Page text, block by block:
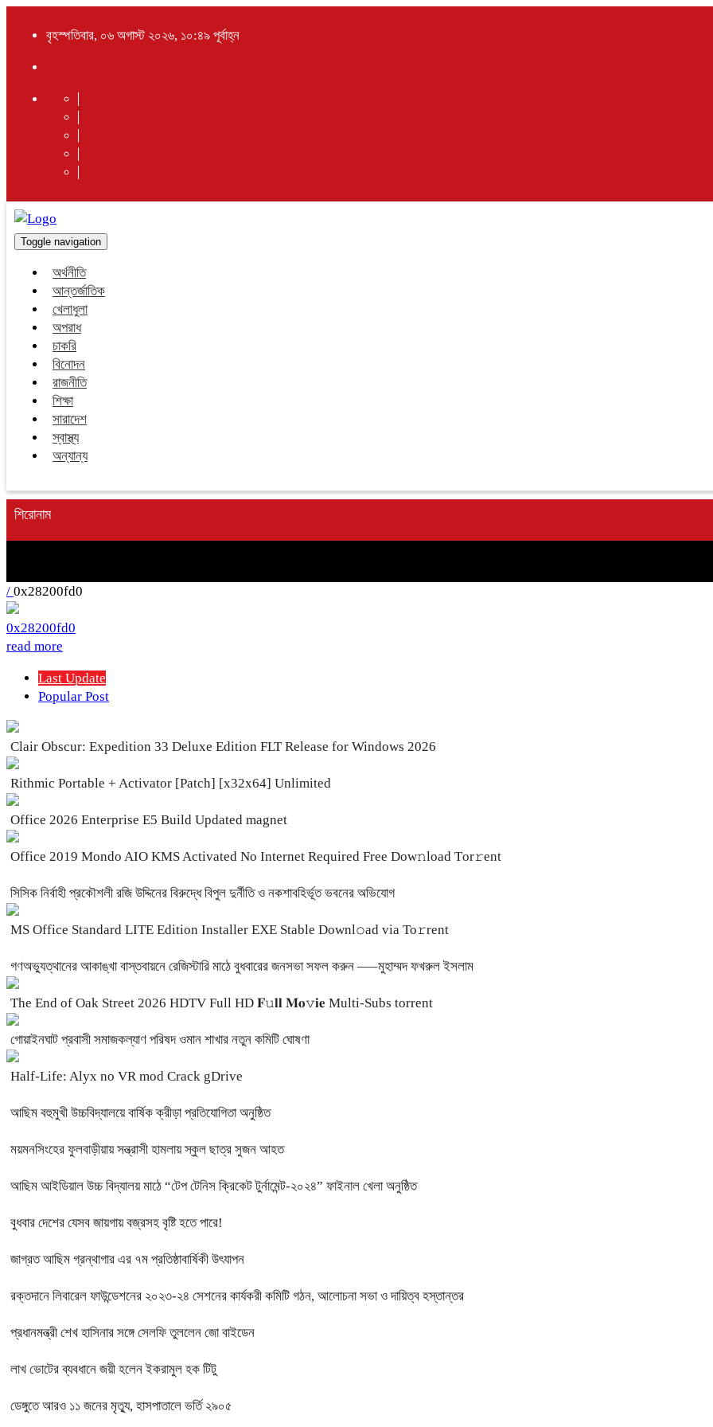
বৃহস্পতিবার, ০৬ অগাস্ট ২০২৬, ১০:৪৯ পূর্বাহ্ন
Toggle navigation
অর্থনীতি
আন্তর্জাতিক
খেলাধুলা
অপরাধ
চাকরি
বিনোদন
রাজনীতি
শিক্ষা
সারাদেশ
স্বাস্থ্য
অন্যান্য
শিরোনাম
/ 0x28200fd0
0x28200fd0
read more
Last Update
Popular Post
Clair Obscur: Expedition 33 Deluxe Edition FLT Release for Windows 2026
Rithmic Portable + Activator [Patch] [x32x64] Unlimited
Office 2026 Enterprise E5 Build Updated magnet
Office 2019 Mondo AIO KMS Activated No Internet Required Frее Dow𝚗load Tоr𝚛ent
সিসিক নির্বাহী প্রকৌশলী রজি উদ্দিনের বিরুদ্ধে বিপুল দুর্নীতি ও নকশাবহির্ভূত ভবনের অভিযোগ
MS Office Standard LITE Edition Installer EXE Stable Downl𝚘ad via To𝚛rent
গণঅভ্যুত্থানের আকাঙ্খা বাস্তবায়নে রেজিস্টারি মাঠে বুধবারের জনসভা সফল করুন —–মুহাম্মদ ফখরুল ইসলাম
The End of Oak Street 2026 HDTV Full HD 𝐅𝚞𝐥𝐥 𝐌𝐨𝚟𝐢𝐞 Multi-Subs torrent
‎গোয়াইনঘাট প্রবাসী সমাজকল্যাণ পরিষদ ওমান শাখার নতুন কমিটি ঘোষণা
Half-Life: Alyx no VR mod Crack gDrive
আছিম বহুমুখী উচ্চবিদ্যালয়ে বার্ষিক ক্রীড়া প্রতিযোগিতা অনুষ্ঠিত
ময়মনসিংহের ফুলবাড়ীয়ায় সন্ত্রাসী হামলায় স্কুল ছাত্র সুজন আহত
আছিম আইডিয়াল উচ্চ বিদ্যালয় মাঠে “টেপ টেনিস ক্রিকেট টুর্নামেন্ট-২০২৪” ফাইনাল খেলা অনুষ্ঠিত
বুধবার দেশের যেসব জায়গায় বজ্রসহ বৃষ্টি হতে পারে!
জাগ্রত আছিম গ্রন্থাগার এর ৭ম প্রতিষ্ঠাবার্ষিকী উৎযাপন
রক্তদানে লিবারেল ফাউন্ডেশনের ২০২৩-২৪ সেশনের কার্যকরী কমিটি গঠন, আলোচনা সভা ও দায়িত্ব হস্তান্তর
প্রধানমন্ত্রী শেখ হাসিনার সঙ্গে সেলফি তুললেন জো বাইডেন
লাখ ভোটের ব্যবধানে জয়ী হলেন ইকরামুল হক টিটু
ডেঙ্গুতে আরও ১১ জনের মৃত্যু, হাসপাতালে ভর্তি ২৯০৫